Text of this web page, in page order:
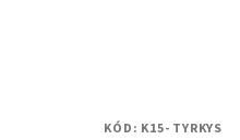
KÓD: K15- TYRKYS